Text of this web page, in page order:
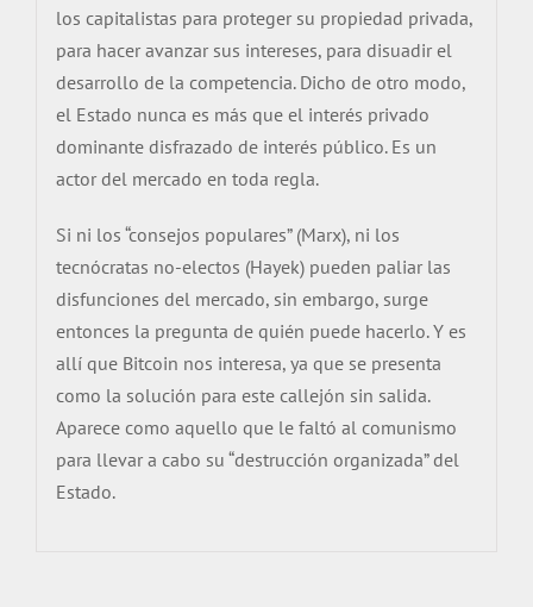
los capitalistas para proteger su propiedad privada,
para hacer avanzar sus intereses, para disuadir el
desarrollo de la competencia. Dicho de otro modo,
el Estado nunca es más que el interés privado
dominante disfrazado de interés público. Es un
actor del mercado en toda regla.
Si ni los “consejos populares” (Marx), ni los
tecnócratas no-electos (Hayek) pueden paliar las
disfunciones del mercado, sin embargo, surge
entonces la pregunta de quién puede hacerlo. Y es
allí que Bitcoin nos interesa, ya que se presenta
como la solución para este callejón sin salida.
Aparece como aquello que le faltó al comunismo
para llevar a cabo su “destrucción organizada” del
Estado.